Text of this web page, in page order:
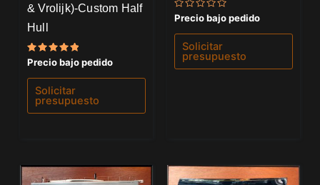
& Vrolijk)-Custom Half
Hull
Valorado
con
5.00
de 5
Precio bajo pedido
Solicitar
presupuesto
Valorado
con
0
de
Precio bajo pedido
Solicitar
presupuesto